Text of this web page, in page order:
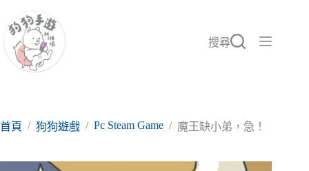
至
要
搜尋
首頁 / 狗狗遊戲 / Pc Steam Game / 魔王缺小弟，急！